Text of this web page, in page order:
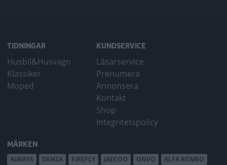
TIDNINGAR
Husbil&Husvagn
Klassiker
Moped
KUNDSERVICE
Läsarservice
Prenumera
Annonsera
Kontakt
Shop
Integritetspolicy
MÄRKEN
AIWAYS DENZA FIREFLY JAECOO ONVO
ALFA ROMEO